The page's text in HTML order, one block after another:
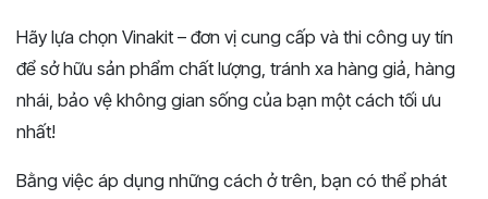
Hãy lựa chọn Vinakit – đơn vị cung cấp và thi công uy tín
để sở hữu sản phẩm chất lượng, tránh xa hàng giả, hàng
nhái, bảo vệ không gian sống của bạn một cách tối ưu
nhất!
Bằng việc áp dụng những cách ở trên, bạn có thể phát